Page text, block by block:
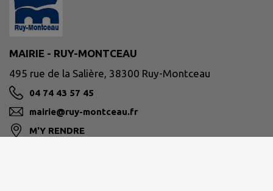
MAIRIE - RUY-MONTCEAU
495 rue de la Salière, 38300 Ruy-Montceau
04 74 43 57 45
mairie@ruy-montceau.fr
M'Y RENDRE